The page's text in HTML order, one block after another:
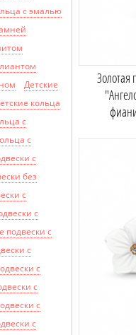
с эмалью
Детские
кольца
с
с
с
без
с
с
подвески с
с
с
с
с
с
Золотая